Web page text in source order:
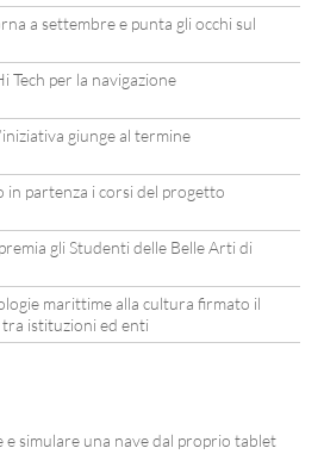
a settembre e punta gli occhi sul
Tech per la navigazione
giunge al termine
in partenza i corsi del progetto
gli Studenti delle Belle Arti di
marittime alla cultura firmato il
istituzioni ed enti
e simulare una nave dal proprio tablet